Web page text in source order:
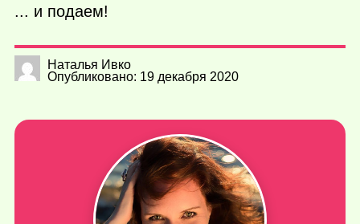
... и подаем!
Наталья Ивко
Опубликовано: 19 декабря 2020